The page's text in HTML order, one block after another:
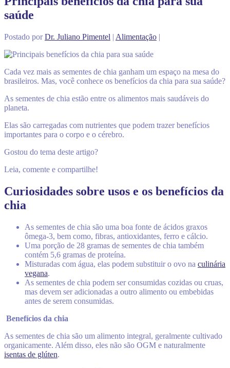
saúde
Postado porDr. Juliano Pimentel | Alimentação |
Cada vez mais as sementes de chia ganham um espaço na mesa do
brasileiros. Mas, você conhece os benefícios da chia para sua saúde?
As sementes de chia estão entre os alimentos mais saudáveis ​​do
planeta.
Elas são carregadas com nutrientes que podem trazer benefícios
importantes para o corpo e o cérebro.
Gostou do tema deste artigo?
Leia, comente e compartilhe!
Curiosidades sobre usos e os benefícios da
chia
As sementes de chia são uma boa fonte de ácidos graxos
ômega-3, bem como, fibras, antioxidantes, ferro e cálcio.
Uma porção de 28 gramas de sementes de chia também
contém 5,6 gramas de proteína.
Misturadas com água, elas podem substituir o ovo na culinária
vegana.
As sementes de chia podem ser consumidas cozidas ou cruas,
mas devem ser adicionadas a outro alimento ou embebidas
antes de serem consumidas.
Benefícios da chia
As sementes de chia são um alimento integral, geralmente cultivado
organicamente. Além disso, eles não são OGM e naturalmente
isentas de glúten.